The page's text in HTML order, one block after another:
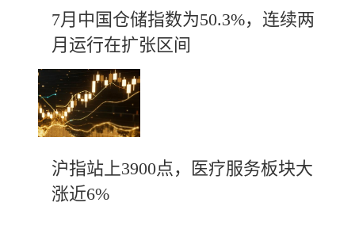
7月中国仓储指数为50.3%，连续两
月运行在扩张区间
沪指站上3900点，医疗服务板块大
涨近6%